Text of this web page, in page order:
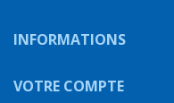
INFORMATIONS
VOTRE COMPTE